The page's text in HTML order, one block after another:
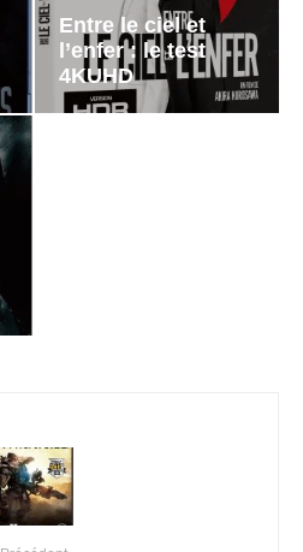
Entre le ciel et
l’enfer : le test
4KUHD